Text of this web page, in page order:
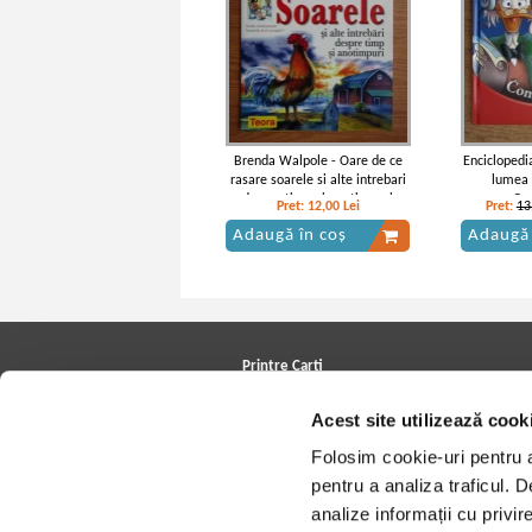
Acest site utilizează
Folosim cookie-uri pentru
pentru a analiza traficul.
analize informații cu
Adaugă în coș
-35%
Jack London - Colt Alb
IN STOC
Adaugă în coș
Jack
Brenda Walpole - Oare de ce
rasare soarele si alte intrebari
despre timp si anotimpuri
Pret: 12,00 Lei
Adaugă în coș
Pret:
Printre Carti
Cele mai căutate cărți
Blog Printre Carti